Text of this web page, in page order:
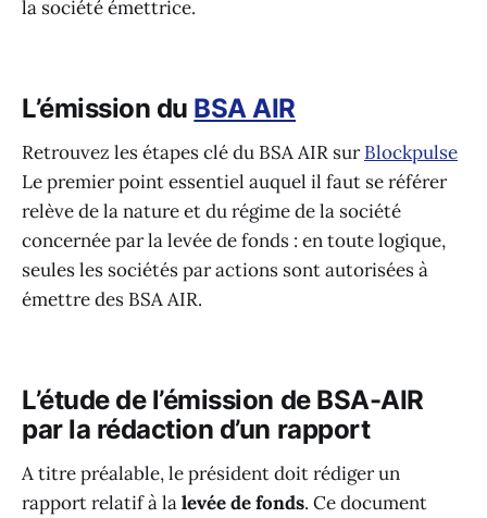
la société émettrice.
L’émission du BSA AIR
Retrouvez les étapes clé du BSA AIR surBlockpulse
Le premier point essentiel auquel il faut se référer
relève de la nature et du régime de la société
concernée par la levée de fonds : en toute logique,
seules les sociétés par actions sont autorisées à
émettre des BSA AIR.
L’étude de l’émission de BSA-AIR
par la rédaction d’un rapport
A titre préalable, le président doit rédiger un
rapport relatif à lalevée de fonds. Ce document